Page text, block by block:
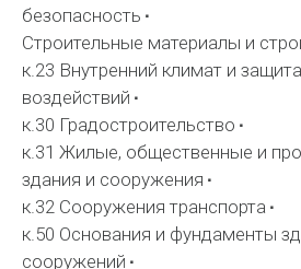
безопасность
Строительные материалы и
к.23 Внутренний климат и
воздействий
к.30 Градостроительство
к.31 Жилые, общественные и
здания и сооружения
к.32 Сооружения транспорта
к.50 Основания и фундаменты
сооружений